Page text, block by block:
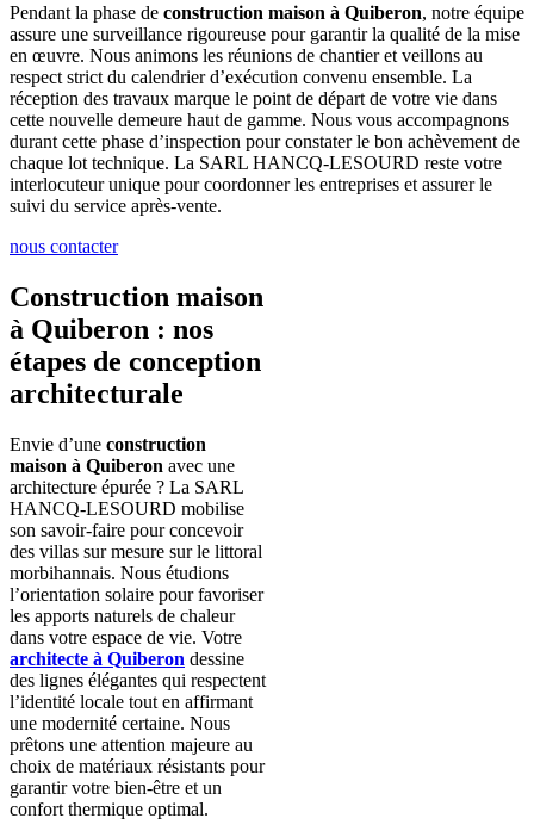
Pendant la phase de construction maison à Quiberon, notre équipe
assure une surveillance rigoureuse pour garantir la qualité de la mise
en œuvre. Nous animons les réunions de chantier et veillons au
respect strict du calendrier d’exécution convenu ensemble. La
réception des travaux marque le point de départ de votre vie dans
cette nouvelle demeure haut de gamme. Nous vous accompagnons
durant cette phase d’inspection pour constater le bon achèvement de
chaque lot technique. La SARL HANCQ-LESOURD reste votre
interlocuteur unique pour coordonner les entreprises et assurer le
suivi du service après-vente.
nous contacter
Construction maison
à Quiberon : nos
étapes de conception
architecturale
Envie d’une construction
maison à Quiberon avec une
architecture épurée ? La SARL
HANCQ-LESOURD mobilise
son savoir-faire pour concevoir
des villas sur mesure sur le littoral
morbihannais. Nous étudions
l’orientation solaire pour favoriser
les apports naturels de chaleur
dans votre espace de vie. Votre
architecte à Quiberon dessine
des lignes élégantes qui respectent
l’identité locale tout en affirmant
une modernité certaine. Nous
prêtons une attention majeure au
choix de matériaux résistants pour
garantir votre bien-être et un
confort thermique optimal.